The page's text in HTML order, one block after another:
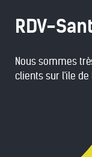
RDV-
Nous sommes
clients sur l'ile de